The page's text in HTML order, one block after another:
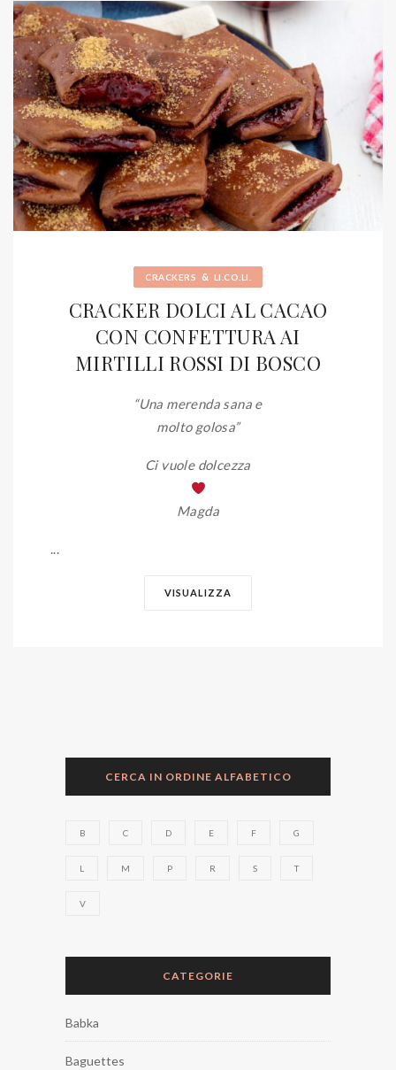
CRACKERS & LI.CO.LI.
CRACKER DOLCI AL CACAO
CON CONFETTURA AI
MIRTILLI ROSSI DI BOSCO
“Una merenda sana e
molto golosa”
Ci vuole dolcezza
Magda
...
VISUALIZZA
CERCA IN ORDINE ALFABETICO
B C D E F G
L M P R S T
V
CATEGORIE
Babka
Baguettes